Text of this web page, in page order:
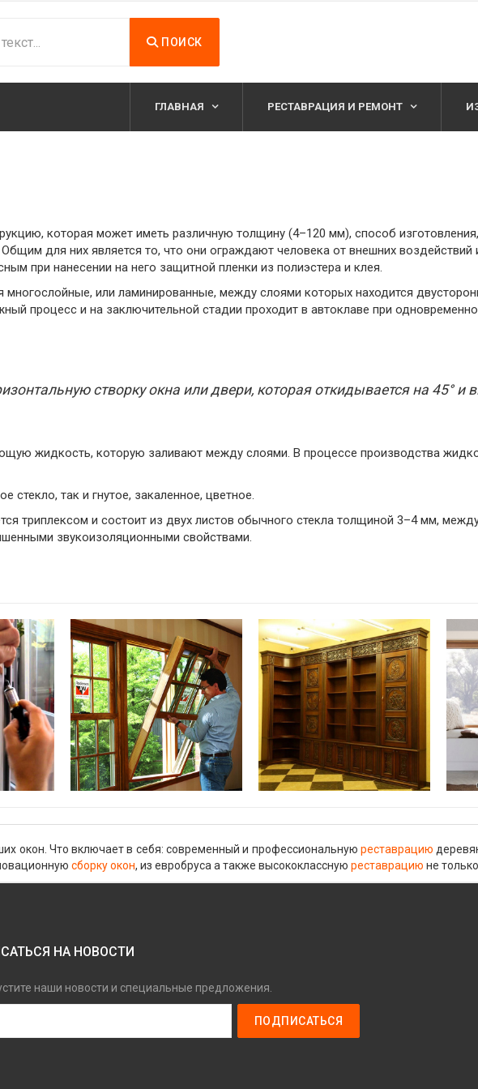
ПОИСК
ГЛАВНАЯ РЕСТАВРАЦИЯ И РЕМОНТ
которая может иметь различную толщину (4–120 мм), способ
для них является то, что они ограждают человека от внешних воздействий
при нанесении на него защитной пленки из полиэстера и клея.
или ламинированные, между слоями которых находится
процесс и на заключительной стадии проходит в автоклаве при
створку окна или двери, которая откидывается на 45° и
жидкость, которую заливают между слоями. В процессе производства
так и гнутое, закаленное, цветное.
триплексом и состоит из двух листов обычного стекла толщиной 3–4 мм,
звукоизоляционными свойствами.
окон. Что включает в себя: современный и профессиональнуюреставрацию
сборку окон, из евробруса а также высококлассную реставрацию не
НА НОВОСТИ
наши новости и специальные предложения.